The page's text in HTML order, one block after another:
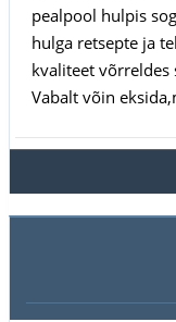
pealpool hulpis
hulga retsepte ja
kvaliteet võrreldes
Vabalt võin